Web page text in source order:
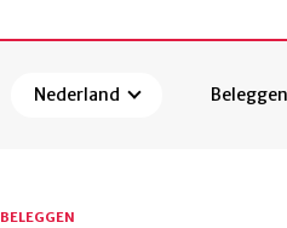
Nederland Beleggen
BELEGGEN